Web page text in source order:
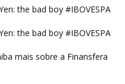
the bad boy #IBOVESPA
the bad boy #IBOVESPA
mais sobre a Finansfera